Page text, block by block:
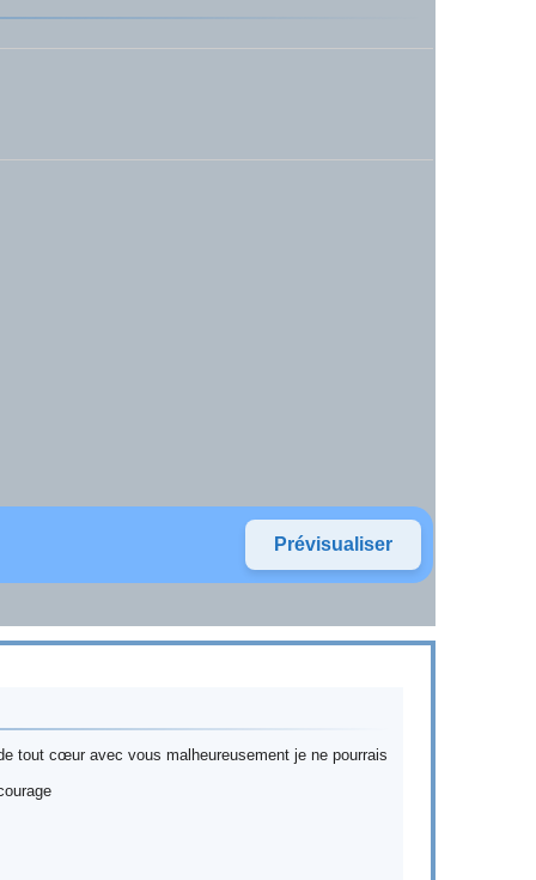
tout cœur avec vous malheureusement je ne pourrais